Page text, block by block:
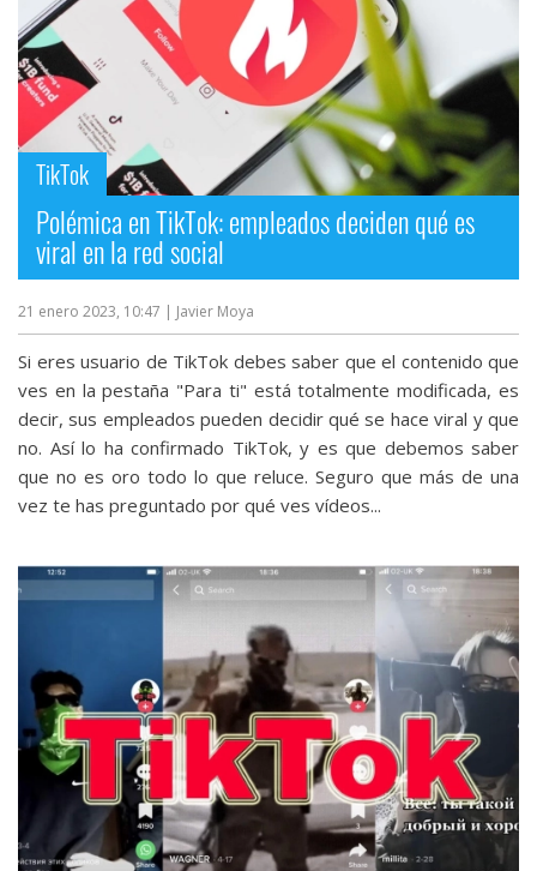
TikTok
Polémica en TikTok: empleados deciden qué es
viral en la red social
21 enero 2023, 10:47 | Javier Moya
Si eres usuario de TikTok debes saber que el contenido que
ves en la pestaña "Para ti" está totalmente modificada, es
decir, sus empleados pueden decidir qué se hace viral y que
no. Así lo ha confirmado TikTok, y es que debemos saber
que no es oro todo lo que reluce. Seguro que más de una
vez te has preguntado por qué ves vídeos...